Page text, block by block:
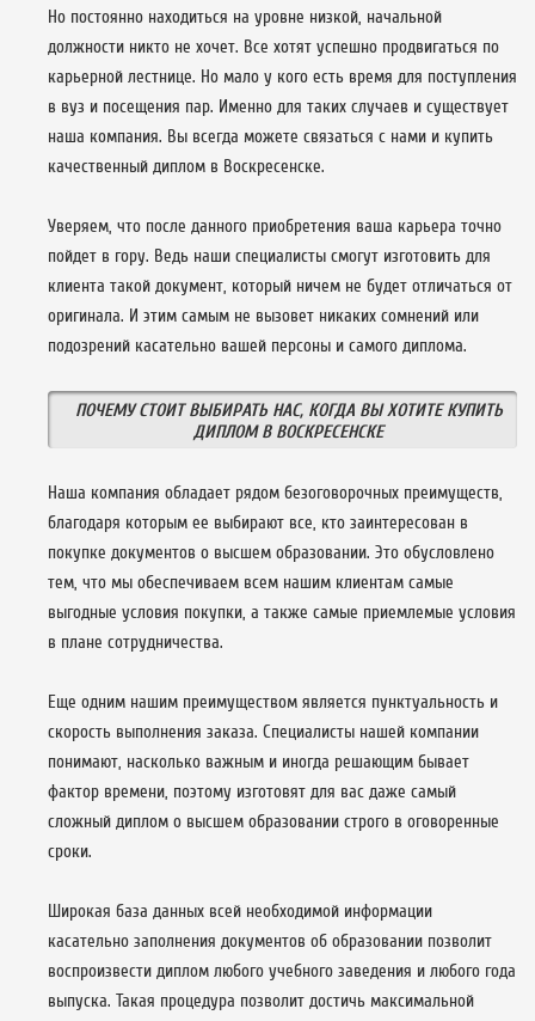
Но постоянно находиться на уровне низкой, начальной
должности никто не хочет. Все хотят успешно продвигаться по
карьерной лестнице. Но мало у кого есть время для поступления
в вуз и посещения пар. Именно для таких случаев и существует
наша компания. Вы всегда можете связаться с нами и купить
качественный диплом в Воскресенске.
Уверяем, что после данного приобретения ваша карьера точно
пойдет в гору. Ведь наши специалисты смогут изготовить для
клиента такой документ, который ничем не будет отличаться от
оригинала. И этим самым не вызовет никаких сомнений или
подозрений касательно вашей персоны и самого диплома.
ПОЧЕМУ СТОИТ ВЫБИРАТЬ НАС, КОГДА ВЫ ХОТИТЕ КУПИТЬ
ДИПЛОМ В ВОСКРЕСЕНСКЕ
Наша компания обладает рядом безоговорочных преимуществ,
благодаря которым ее выбирают все, кто заинтересован в
покупке документов о высшем образовании. Это обусловлено
тем, что мы обеспечиваем всем нашим клиентам самые
выгодные условия покупки, а также самые приемлемые условия
в плане сотрудничества.
Еще одним нашим преимуществом является пунктуальность и
скорость выполнения заказа. Специалисты нашей компании
понимают, насколько важным и иногда решающим бывает
фактор времени, поэтому изготовят для вас даже самый
сложный диплом о высшем образовании строго в оговоренные
сроки.
Широкая база данных всей необходимой информации
касательно заполнения документов об образовании позволит
воспроизвести диплом любого учебного заведения и любого года
выпуска. Такая процедура позволит достичь максимальной